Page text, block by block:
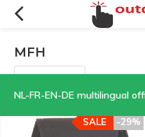
NL-FR-EN-DE multilingual official
MFH
Filters
-29%
SALE